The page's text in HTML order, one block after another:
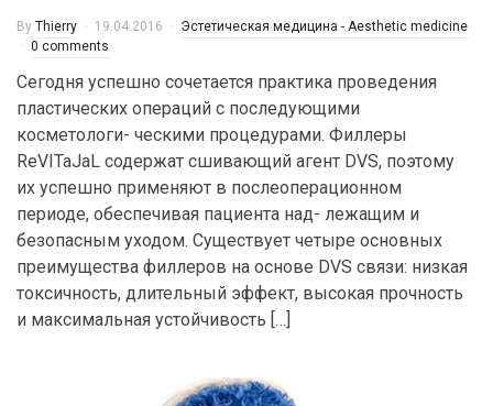
By Thierry 19.04.2016
Эстетическая медицина - Aesthetic medicine
0 comments
Сегодня успешно сочетается практика проведения
пластических операций с последующими
косметологи- ческими процедурами. Филлеры
ReVITaJaL содержат сшивающий агент DVS, поэтому
их успешно применяют в послеоперационном
периоде, обеспечивая пациента над- лежащим и
безопасным уходом. Существует четыре основных
преимущества филлеров на основе DVS связи: низкая
токсичность, длительный эффект, высокая прочность
и максимальная устойчивость […]